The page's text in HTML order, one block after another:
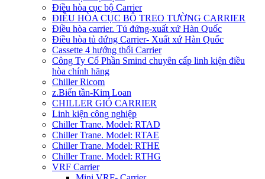
Điều hòa cục bộ Carrier
ĐIỀU HÒA CỤC BỘ TREO TƯỜNG CARRIER
Điều hòa carrier. Tủ đứng-xuất xứ Hàn Quốc
Điều hòa tủ đứng Carrier- Xuất xứ Hàn Quốc
Cassette 4 hướng thổi Carrier
Công Ty Cổ Phần Smind chuyên cấp linh kiện điều
hòa chính hãng
Chiller Ricom
z.Biến tần-Kim Loan
CHILLER GIÓ CARRIER
Linh kiện công nghiệp
Chiller Trane. Model: RTAD
Chiller Trane. Model: RTAE
Chiller Trane. Model: RTHE
Chiller Trane. Model: RTHG
VRF Carrier